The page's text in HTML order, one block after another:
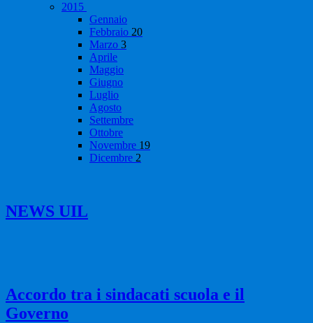
2015
Gennaio
Febbraio 20
Marzo 3
Aprile
Maggio
Giugno
Luglio
Agosto
Settembre
Ottobre
Novembre 19
Dicembre 2
NEWS UIL
Accordo tra i sindacati scuola e il
Governo